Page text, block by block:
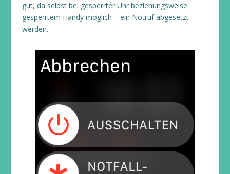
gut, da selbst bei gesperrter Uhr beziehungsweise
gesperrtem Handy möglich – ein Notruf abgesetzt
werden.